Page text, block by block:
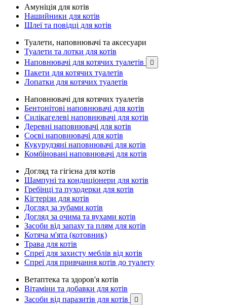
Амуніція для котів
Нашийники для котів
Шлеї та повідці для котів
Туалети, наповнювачі та аксесуари
Туалети та лотки для котів
Наповнювачі для котячих туалетів

Пакети для котячих туалетів
Лопатки для котячих туалетів
Наповнювачі для котячих туалетів
Бентонітові наповнювачі для котів
Силікагелеві наповнювачі для котів
Деревні наповнювачі для котів
Соєві наповнювачі для котів
Кукурудзяні наповнювачі для котів
Комбіновані наповнювачі для котів
Догляд та гігієна для котів
Шампуні та кондиціонери для котів
Гребінці та пуходерки для котів
Кігтерізи для котів
Догляд за зубами котів
Догляд за очима та вухами котів
Засоби від запаху та плям для котів
Котяча м'ята (котовник)
Трава для котів
Спреї для захисту меблів від котів
Спреї для привчання котів до туалету
Ветаптека та здоров'я котів
Вітаміни та добавки для котів
Засоби від паразитів для котів
